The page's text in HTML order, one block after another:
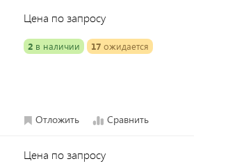
Цена по запросу
2 в наличии 17 ожидается
Отложить Сравнить
Цена по запросу